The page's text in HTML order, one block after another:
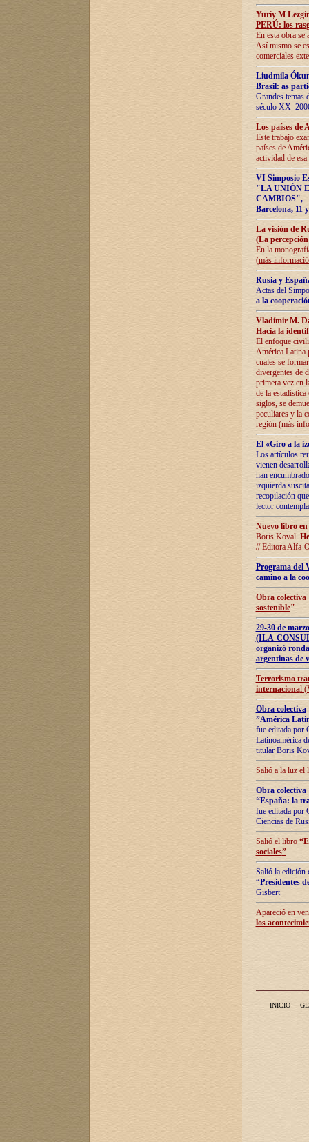
Yuriy M
PERÚ: los
En esta obra se
Así mismo se
comerciales
Liudmila
Brasil: as
Grandes temas
século
Los países de
Este trabajo
países de
actividad de
VI Simposio
"LA UNIÓN
CAMBIOS",
Barcelona, 11
La visión de
(La
En la
(más
Rusia y
Actas del
a la
Vladímir M.
Hacia la
El enfoque
América Latina
cuales se
divergentes de
primera vez en
de la
siglos, se
peculiares y la
región (más
El «Giro a la
Los artículos
vienen
han
izquierda
recopilación
lector
Nuevo libro
Boris Koval.
// Editora Alfa-
Programa del
camino a la
Obra
sostenible"
29-30 de
(ILA-
organizó
argentinas de
Terrorismo
internacional
Obra colectiva
”América
fue editada por
Latinoamérica
titular Boris
Salió a la luz el
Obra colectiva
“España: la
fue editada por
Ciencias de
Salió el libro “
sociales”
Salió la edición
“Presidentes
Gisbert
Apareció en
los
INICIO